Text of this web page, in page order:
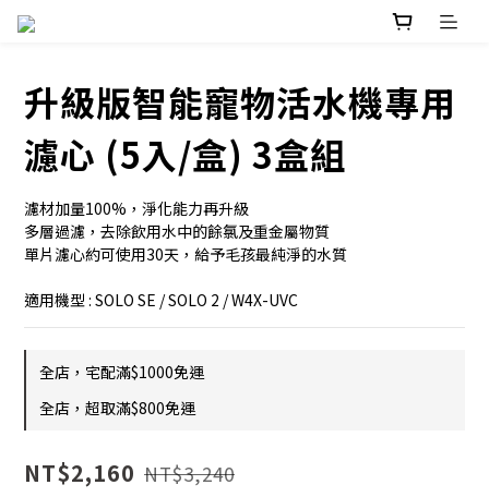
升級版智能寵物活水機專用
濾心 (5入/盒) 3盒組
濾材加量100%，淨化能力再升級
多層過濾，去除飲用水中的餘氯及重金屬物質
單片濾心約可使用30天，給予毛孩最純淨的水質
適用機型 : SOLO SE / SOLO 2 / W4X-UVC
全店，宅配滿$1000免運
全店，超取滿$800免運
NT$2,160 NT$3,240